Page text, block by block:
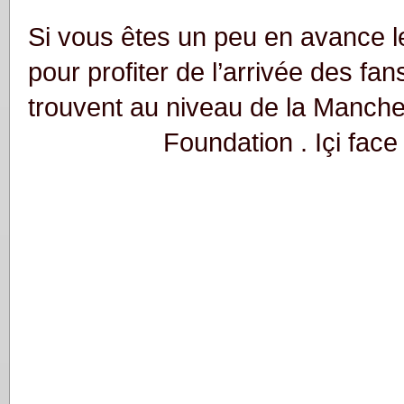
Si vous êtes un peu en avance
pour profiter de l’arrivée des
trouvent au niveau de la
Foundation . Içi